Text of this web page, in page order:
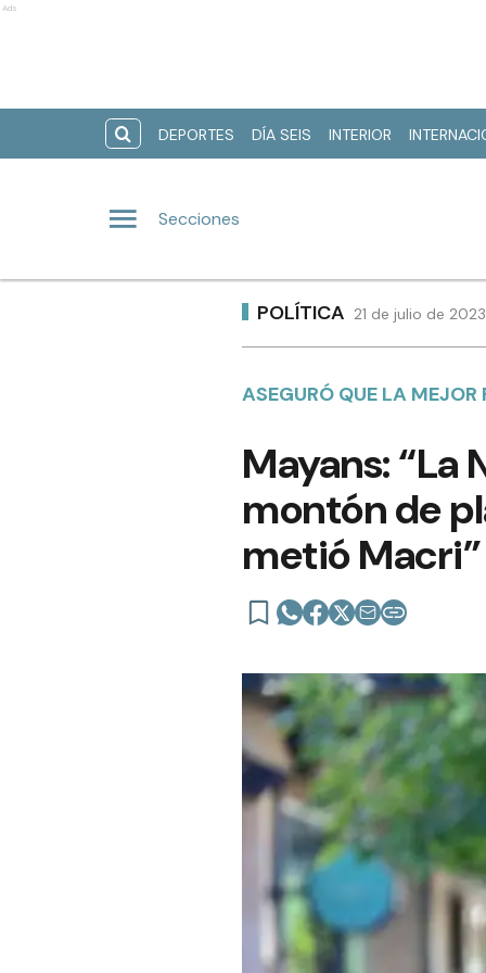
Ads
DEPORTES DÍA SEIS INTERIOR
Secciones
POLÍTICA 21 de julio de
ASEGURÓ QUE LA
Mayans:
montón de
metió Macri”